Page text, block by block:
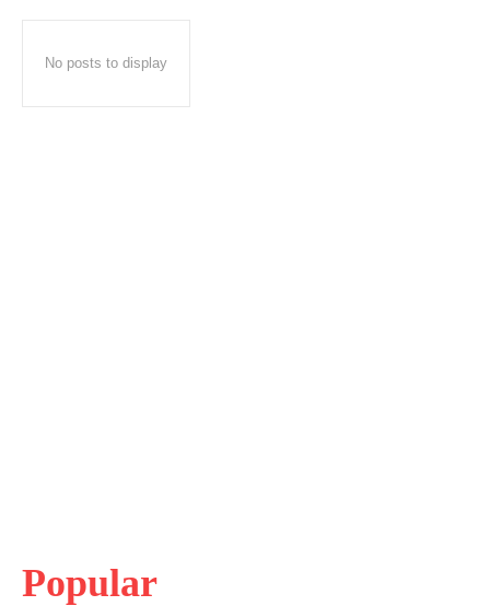
No posts to display
Popular